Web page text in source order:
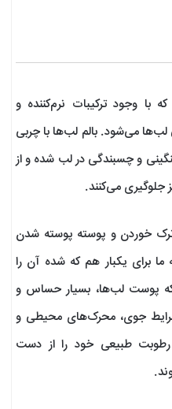
با وجود ترکیبات نرم‌کننده و
می‌شود. بالم لب‌ها با چربی
و چسبندگی در لب شده و از
می‌کنند.
خوردن و پوسته پوسته شدن
برای یکبار هم که شده آن را
پوست لب‌ها، بسیار حساس و
جوی، محرک‌های محیطی و
رطوبت طبیعی خود را از دست